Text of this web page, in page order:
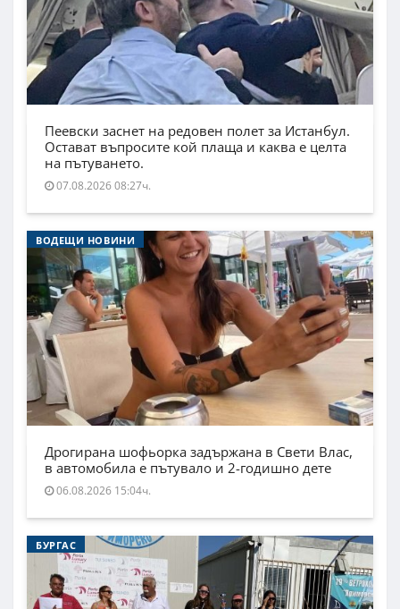
Пеевски заснет на редовен полет за Истанбул.
Остават въпросите кой плаща и каква е целта
на пътуването.
07.08.2026 08:27ч.
ВОДЕЩИ НОВИНИ
Дрогирана шофьорка задържана в Свети Влас,
в автомобила е пътувало и 2-годишно дете
06.08.2026 15:04ч.
БУРГАС